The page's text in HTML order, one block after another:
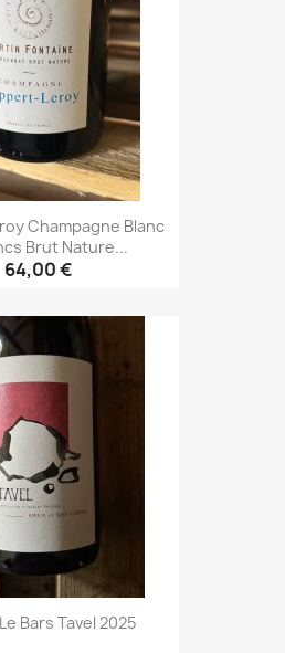
Champagne Blanc
Brut Nature...
64,00 €
Bars Tavel 2025